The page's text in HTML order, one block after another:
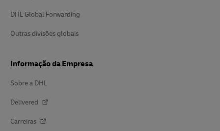
DHL Global Forwarding
Outras divisões globais
Informação da Empresa
Sobre a DHL
Delivered
Carreiras